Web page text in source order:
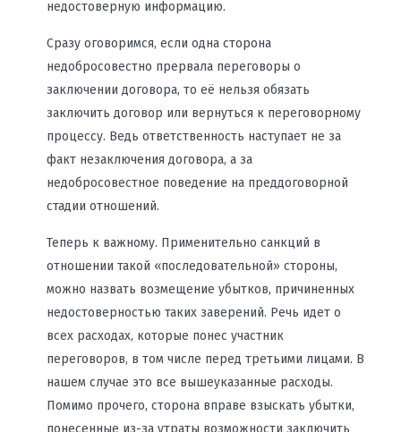
недостоверную информацию.
Сразу оговоримся, если одна сторона
недобросовестно прервала переговоры о
заключении договора, то её нельзя обязать
заключить договор или вернуться к переговорному
процессу. Ведь ответственность наступает не за
факт незаключения договора, а за
недобросовестное поведение на преддоговорной
стадии отношений.
Теперь к важному. Применительно санкций в
отношении такой «последовательной» стороны,
можно назвать возмещение убытков, причиненных
недостоверностью таких заверений. Речь идет о
всех расходах, которые понес участник
переговоров, в том числе перед третьими лицами. В
нашем случае это все вышеуказанные расходы.
Помимо прочего, сторона вправе взыскать убытки,
понесенные из-за утраты возможности заключить